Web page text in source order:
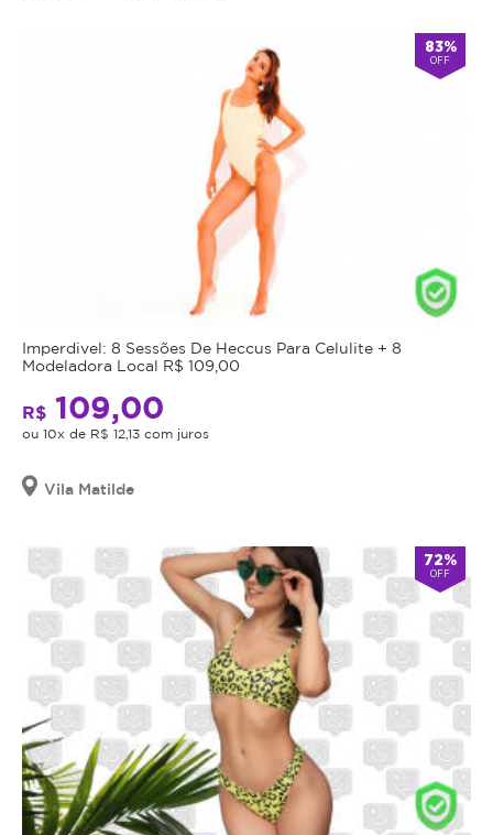
83%
OFF
Imperdivel: 8 Sessões De Heccus Para Celulite + 8
Modeladora Local R$ 109,00
R$ 109,00
ou 10x de R$ 12,13 com juros
Vila Matilde
72%
OFF